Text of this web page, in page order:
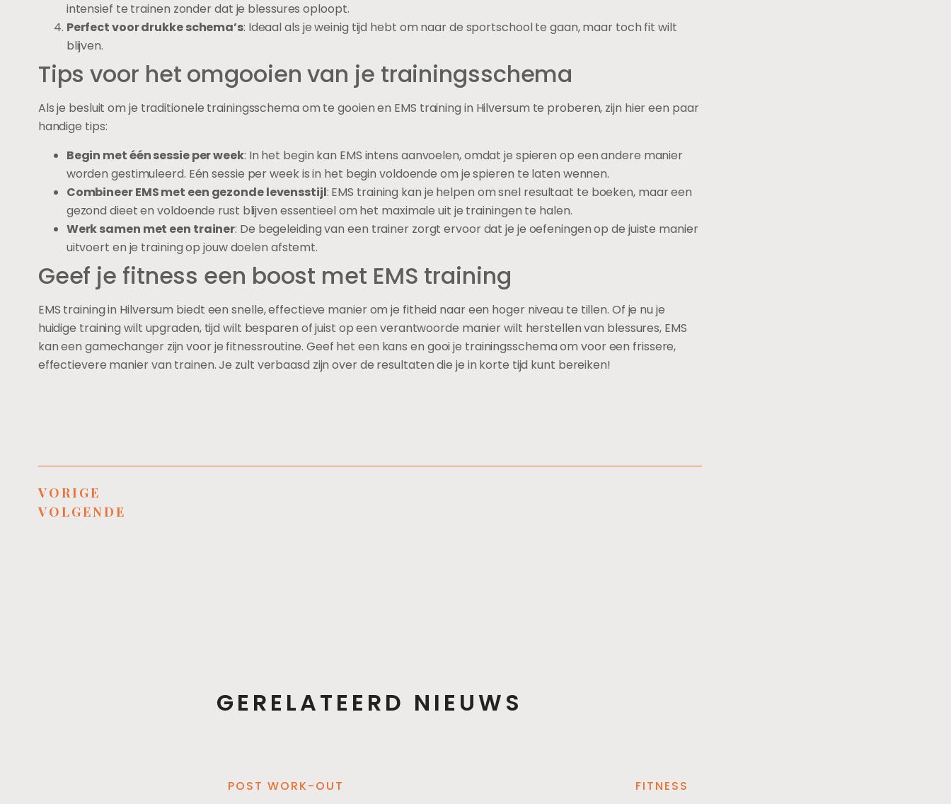
intensief te trainen zonder dat je blessures oploopt.
Perfect voor drukke schema’s: Ideaal als je weinig tijd hebt om naar de sportschool te gaan, maar toch fit wilt
blijven.
Tips voor het omgooien van je trainingsschema
Als je besluit om je traditionele trainingsschema om te gooien en EMS training in Hilversum te proberen, zijn hier een paar
handige tips:
Begin met één sessie per week: In het begin kan EMS intens aanvoelen, omdat je spieren op een andere manier
worden gestimuleerd. Eén sessie per week is in het begin voldoende om je spieren te laten wennen.
Combineer EMS met een gezonde levensstijl: EMS training kan je helpen om snel resultaat te boeken, maar een
gezond dieet en voldoende rust blijven essentieel om het maximale uit je trainingen te halen.
Werk samen met een trainer: De begeleiding van een trainer zorgt ervoor dat je je oefeningen op de juiste manier
uitvoert en je training op jouw doelen afstemt.
Geef je fitness een boost met EMS training
EMS training in Hilversum biedt een snelle, effectieve manier om je fitheid naar een hoger niveau te tillen. Of je nu je
huidige training wilt upgraden, tijd wilt besparen of juist op een verantwoorde manier wilt herstellen van blessures, EMS
kan een gamechanger zijn voor je fitnessroutine. Geef het een kans en gooi je trainingsschema om voor een frissere,
effectievere manier van trainen. Je zult verbaasd zijn over de resultaten die je in korte tijd kunt bereiken!
VORIGE
VOLGENDE
GERELATEERD NIEUWS
POST WORK-OUT FITNESS